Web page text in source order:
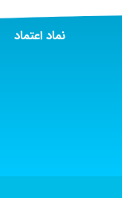
نماد اعتماد